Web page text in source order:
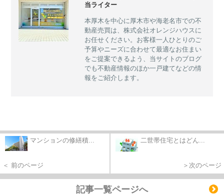
当ライター
本厚木を中心に厚木市や海老名市での不
動産売買は、株式会社オレンジハウスに
お任せください。お客様一人ひとりのご
予算やニーズに合わせて最適なお住まい
をご提案できるよう、当サイトのブログ
でも不動産情報のほか一戸建てなどの情
報をご紹介します。
マンションの修繕積...
＜ 前のページ
二世帯住宅とはどん...
＞次のページ
記事一覧ページへ